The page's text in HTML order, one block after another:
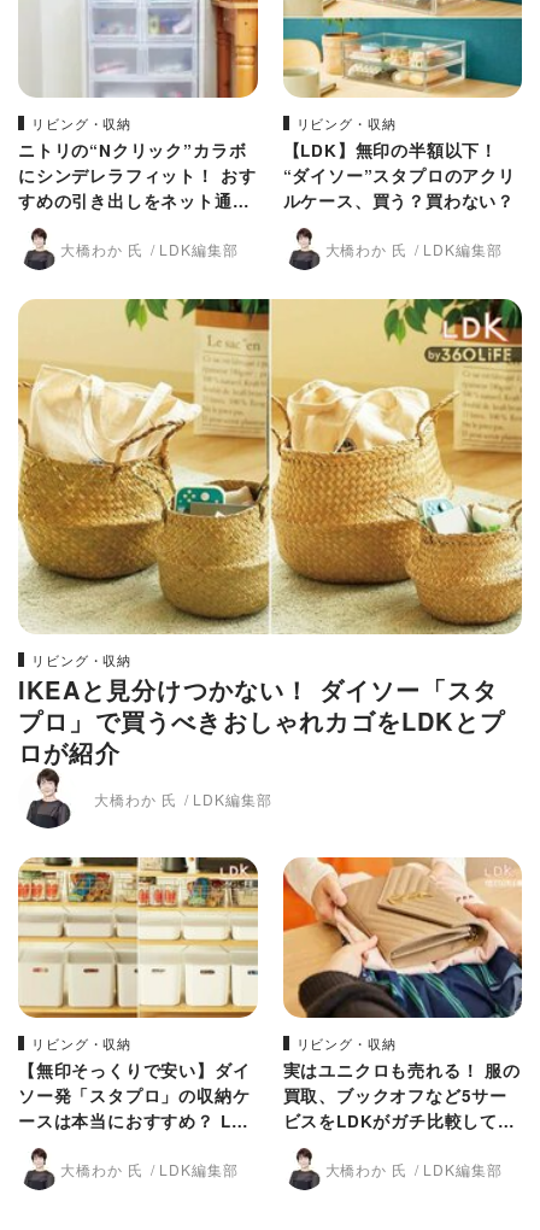
リビング・収納
ニトリの“Nクリック”カラボ
にシンデレラフィット！ おす
すめの引き出しをネット通販
で発見【LDK】
大橋わか 氏 LDK編集部
リビング・収納
【LDK】無印の半額以下！
“ダイソー”スタプロのアクリ
ルケース、買う？買わない？
大橋わか 氏 LDK編集部
リビング・収納
IKEAと見分けつかない！ ダイソー「スタ
プロ」で買うべきおしゃれカゴをLDKとプ
ロが紹介
大橋わか 氏 LDK編集部
リビング・収納
【無印そっくりで安い】ダイ
ソー発「スタプロ」の収納ケ
ースは本当におすすめ？ LDK
とプロが比較
大橋わか 氏 LDK編集部
リビング・収納
実はユニクロも売れる！ 服の
買取、ブックオフなど5サー
ビスをLDKがガチ比較してみ
た
大橋わか 氏 LDK編集部